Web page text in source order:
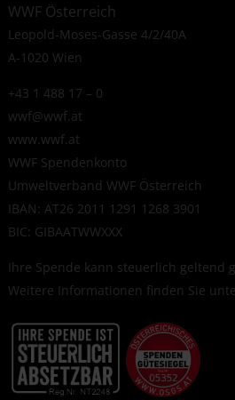
WWF Österreich
Leopold-Moses-Gasse 4/2/40A
A-1020 Wien
+43 1 488 17 – 0
wwf@wwf.at
www.wwf.at
WWF Spendenkonto
Umweltverband WWF Österreich
IBAN: AT26 2011 1291 1268 3901
BIC: GIBAATWWXXX
Ihre Spende kann steuerlich geltend
Weitere Informationen finden Sie